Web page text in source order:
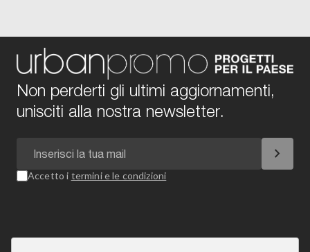
Non perderti gli ultimi aggiornamenti,
unisciti alla nostra newsletter.
chevron_right
Accetto i termini e le condizioni